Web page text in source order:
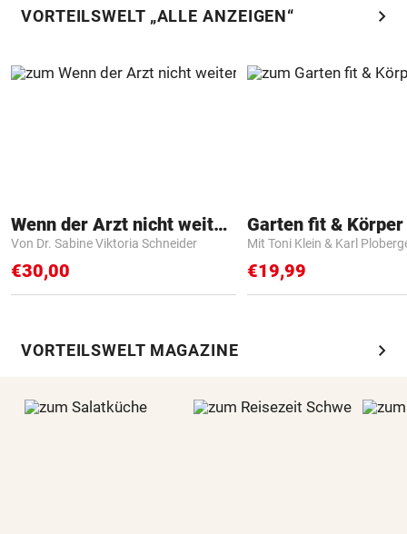
VORTEILSWELT „ALLE ANZEIGEN“ chevron_right
Wenn der Arzt nicht weiter weiß
Von Dr. Sabine Viktoria Schneider
€30,00
Garten fit &
Mit Toni Klein & Karl
€19,99
VORTEILSWELT MAGAZINE chevron_right